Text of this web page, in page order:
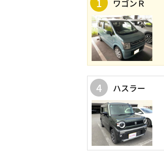
ワゴンＲ
4 ハスラー